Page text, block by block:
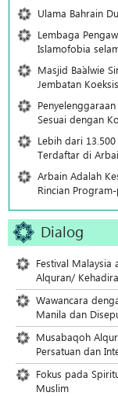
Ulama Bahrain
Lembaga
Islamofobia
Masjid Ba`alwie
Jembatan
Sesuai dengan
Lebih dari
Terdaftar di
Arbain Adalah
Rincian
Dialog
Festival Malaysia
Alquran/
Wawancara
Manila dan
Musabaqoh
Persatuan dan
Fokus pada
Muslim